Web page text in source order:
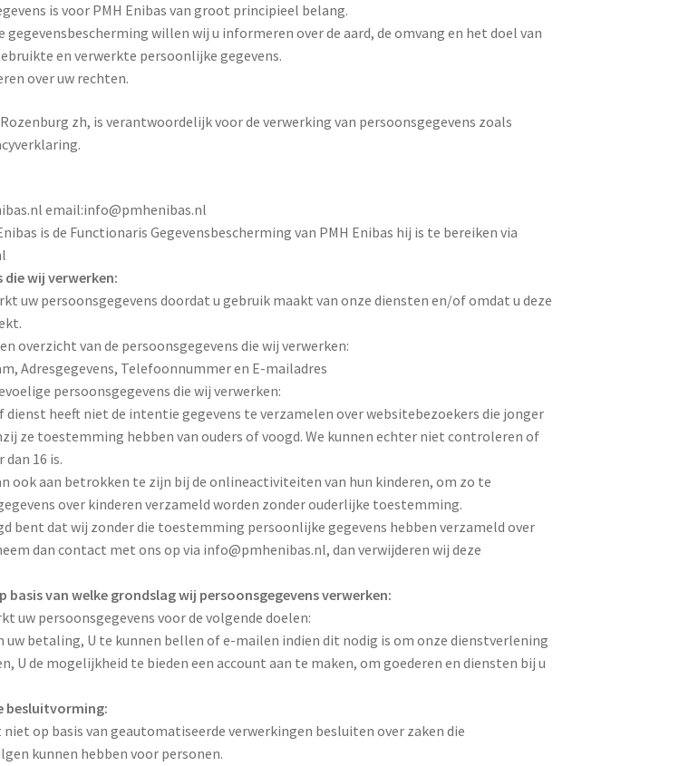
is voor PMH Enibas van groot principieel belang.
gegevensbescherming willen wij u informeren over de aard, de omvang en het doel van
en verwerkte persoonlijke gegevens.
over uw rechten.
zh, is verantwoordelijk voor de verwerking van persoonsgegevens zoals
email:info@pmhenibas.nl
is de Functionaris Gegevensbescherming van PMH Enibas hij is te bereiken via
die wij verwerken:
uw persoonsgegevens doordat u gebruik maakt van onze diensten en/of omdat u deze
overzicht van de persoonsgegevens die wij verwerken:
Adresgegevens, Telefoonnummer en E-mailadres
persoonsgegevens die wij verwerken:
dienst heeft niet de intentie gegevens te verzamelen over websitebezoekers die jonger
ze toestemming hebben van ouders of voogd. We kunnen echter niet controleren of
dan 16 is.
ook aan betrokken te zijn bij de onlineactiviteiten van hun kinderen, om zo te
over kinderen verzameld worden zonder ouderlijke toestemming.
bent dat wij zonder die toestemming persoonlijke gegevens hebben verzameld over
dan contact met ons op via info@pmhenibas.nl, dan verwijderen wij deze
basis van welke grondslag wij persoonsgegevens verwerken:
uw persoonsgegevens voor de volgende doelen:
uw betaling, U te kunnen bellen of e-mailen indien dit nodig is om onze dienstverlening
U de mogelijkheid te bieden een account aan te maken, om goederen en diensten bij u
besluitvorming:
niet op basis van geautomatiseerde verwerkingen besluiten over zaken die
kunnen hebben voor personen.